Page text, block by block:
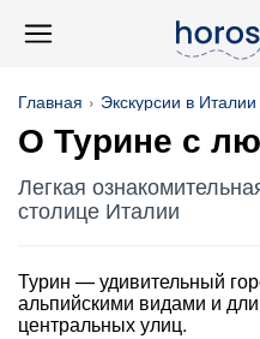
Главная Экскурсии в Италии
О Турине с
Легкая
столице Италии
Турин — удивительный
альпийскими видами и
центральных улиц.